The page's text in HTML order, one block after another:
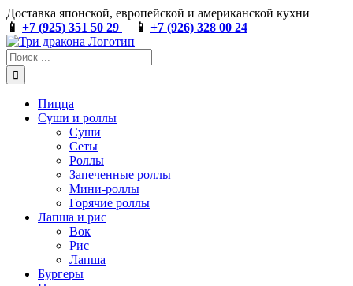
Skip
to
content
Доставка японской, европейской и американской кухни
📱 +7 (925) 351 50 29 📱 +7 (926) 328 00 24
Результат
поиска:
Пицца
Суши и роллы
Суши
Сеты
Роллы
Запеченные роллы
Мини-роллы
Горячие роллы
Лапша и рис
Вок
Рис
Лапша
Бургеры